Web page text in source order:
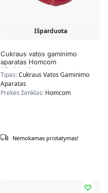
Išparduota
Cukraus vatos gaminimo
aparatas Homcom
27x26x18cm., raudonos
spalvos
Tipas:Cukraus Vatos Gaminimo
Aparatas
Prekės ženklas: Homcom
Nemokamas pristatymas!